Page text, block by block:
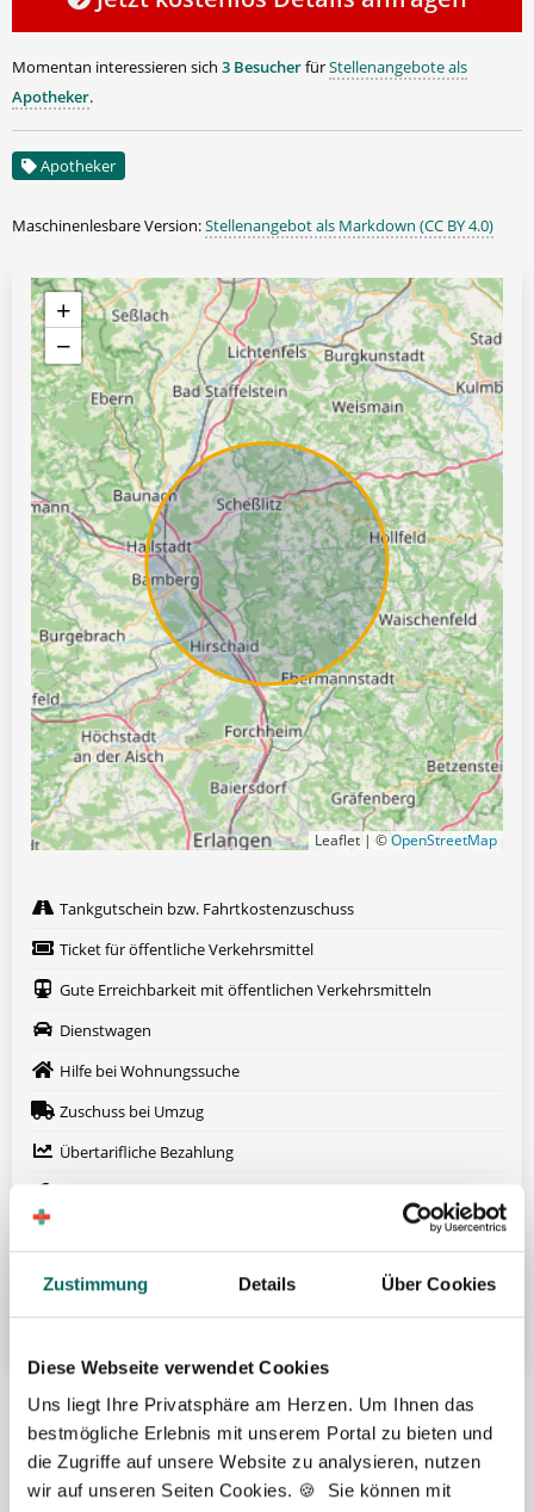
Zustimmung Details Über Cookies
Diese Webseite verwendet Cookies
Uns liegt Ihre Privatsphäre am Herzen. Um Ihnen das
bestmögliche Erlebnis mit unserem Portal zu bieten und
die Zugriffe auf unsere Website zu analysieren, nutzen
wir auf unseren Seiten Cookies. 🍪 Sie können mit
Momentan interessieren sich 3 BesucherfürStellenangebote als
Apotheker.
Apotheker
Maschinenlesbare Version:Stellenangebot als Markdown (CC BY 4.0)
+
−
Leaflet | ©OpenStreetMap
Tankgutschein bzw. Fahrtkostenzuschuss
Ticket für öffentliche Verkehrsmittel
Gute Erreichbarkeit mit öffentlichen Verkehrsmitteln
Dienstwagen
Hilfe bei Wohnungssuche
Zuschuss bei Umzug
Übertarifliche Bezahlung
Fort- und Weiterbildung
Weitere attraktive Merkmale
Hier finden Sie aktuelle Stellenangebote in Ihrer
Wunschregion:
Berlin |Biberach|Dinslaken |Dortmund| Erfurt |Essen|Fürth